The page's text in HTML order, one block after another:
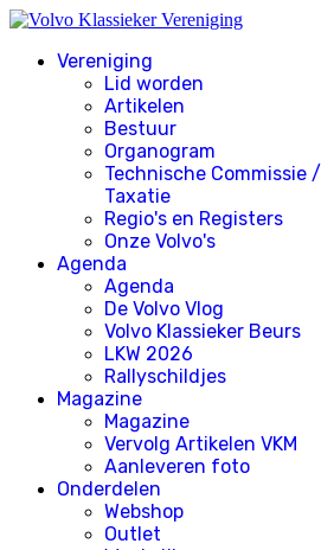
Vereniging
Lid worden
Artikelen
Bestuur
Organogram
Technische Commissie /
Taxatie
Regio's en Registers
Onze Volvo's
Agenda
Agenda
De Volvo Vlog
Volvo Klassieker Beurs
LKW 2026
Rallyschildjes
Magazine
Magazine
Vervolg Artikelen VKM
Aanleveren foto
Onderdelen
Webshop
Outlet